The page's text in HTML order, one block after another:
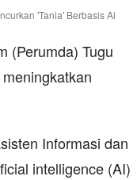
(Perumda) Tugu
Informasi dan
intelligence (AI)